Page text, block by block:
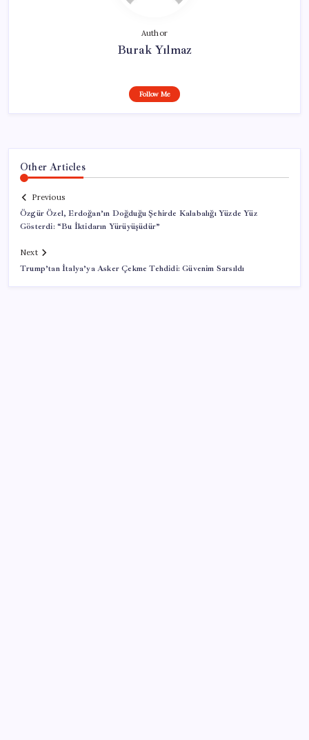
Author
Burak Yılmaz
Follow Me
Other Articles
Previous
Özgür Özel, Erdoğan’ın Doğduğu Şehirde Kalabalığı Yüzde Yüz
Gösterdi: “Bu İktidarın Yürüyüşüdür”
Next
Trump’tan İtalya’ya Asker Çekme Tehdidi: Güvenim Sarsıldı